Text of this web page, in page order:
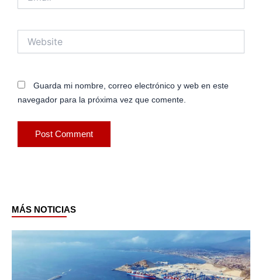
Guarda mi nombre, correo electrónico y web en este
navegador para la próxima vez que comente.
MÁS NOTICIAS
PagePagePage PagePagePage Page